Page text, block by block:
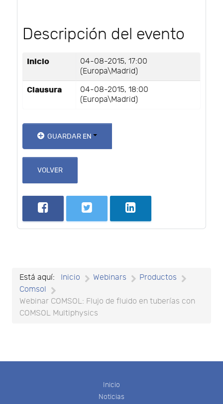
Descripción del evento
Inicio
04-08-2015, 17:00
(Europa\Madrid)
Clausura
04-08-2015, 18:00
(Europa\Madrid)
GUARDAR EN
VOLVER
Está aquí: Inicio Webinars
Productos
Comsol
Webinar COMSOL: Flujo de fluido en tuberías con
COMSOL Multiphysics
Inicio
Noticias